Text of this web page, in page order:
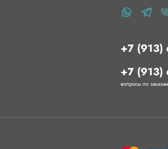
+7 (913)
+7 (913)
вопросы по заказам